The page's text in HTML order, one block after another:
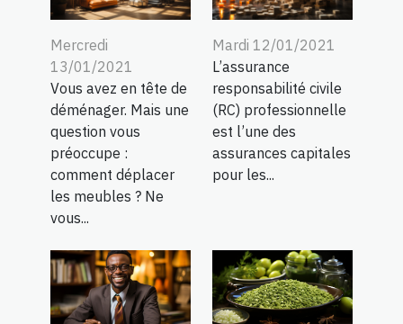
Mercredi
13/01/2021
Vous avez en tête de
déménager. Mais une
question vous
préoccupe :
comment déplacer
les meubles ? Ne
vous...
Mardi 12/01/2021
L’assurance
responsabilité civile
(RC) professionnelle
est l’une des
assurances capitales
pour les...